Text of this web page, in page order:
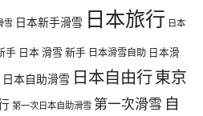
雪 日本新手滑雪 日本旅行 日本
手 日本 滑雪 新手 日本滑雪自助 日本滑
日本自助滑雪 日本自由行東京
第一次日本自助滑雪 第一次滑雪 自